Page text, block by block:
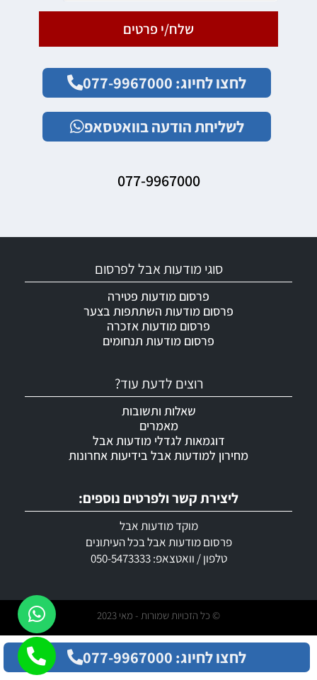
שלח/י פרטים
לחצו לחיוג: 077-9967000
לשליחת הודעה בוואטסאפ
077-9967000
ליצירת קשר ולפרטים נוספים:
מוקד מודעות אבל
פרסום מודעות אבל בכל העיתונים
טלפון / וואטצאפ: 050-5473333
רוצים לדעת עוד?
שאלות ותשובות
מאמרים
דוגמאות לגדלי מודעות אבל
מחירון למודעות אבל בידיעות אחרונות
סוגי מודעות אבל לפרסום
פרסום מודעות פטירה
פרסום מודעות השתתפות בצער
פרסום מודעות אזכרה
פרסום מודעות תנחומים
© כל הזכויות שמורות - מאי 2023
לחצו לחיוג: 077-9967000